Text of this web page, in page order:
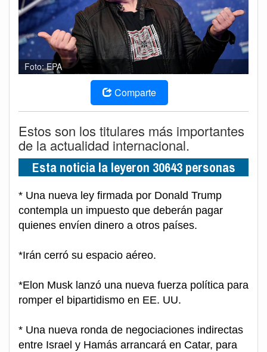
Foto: EPA
Comparte
Estos son los titulares más importantes
de la actualidad internacional.
Esta noticia la leyeron 30643 personas
* Una nueva ley firmada por Donald Trump
contempla un impuesto que deberán pagar
quienes envíen dinero a otros países.
*Irán cerró su espacio aéreo.
*Elon Musk lanzó una nueva fuerza política para
romper el bipartidismo en EE. UU.
* Una nueva ronda de negociaciones indirectas
entre Israel y Hamás arrancará en Catar, para